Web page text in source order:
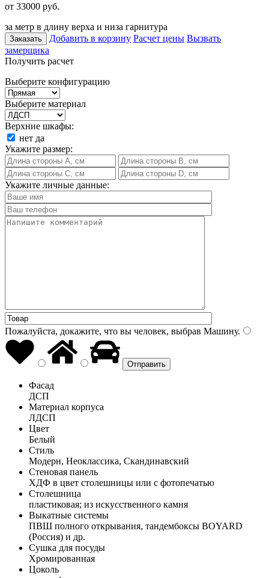
от 33000 руб.
за метр в длину верха и низа гарнитура
Заказать Добавить в корзину Расчет цены Вызвать
замерщика
Получить расчет
Выберите конфигурацию
Выберите материал
Верхние шкафы:
нет да
Укажите размер:
Укажите личные данные:
Пожалуйста, докажите, что вы человек, выбрав Машину.
Фасад
ДСП
Материал корпуса
ЛДСП
Цвет
Белый
Стиль
Модерн, Неоклассика, Скандинавский
Стеновая панель
ХДФ в цвет столешницы или с фотопечатью
Столешница
пластиковая; из искусственного камня
Выкатные системы
ПВШ полного открывания, тандембоксы BOYARD
(Россия) и др.
Сушка для посуды
Хромированная
Цоколь